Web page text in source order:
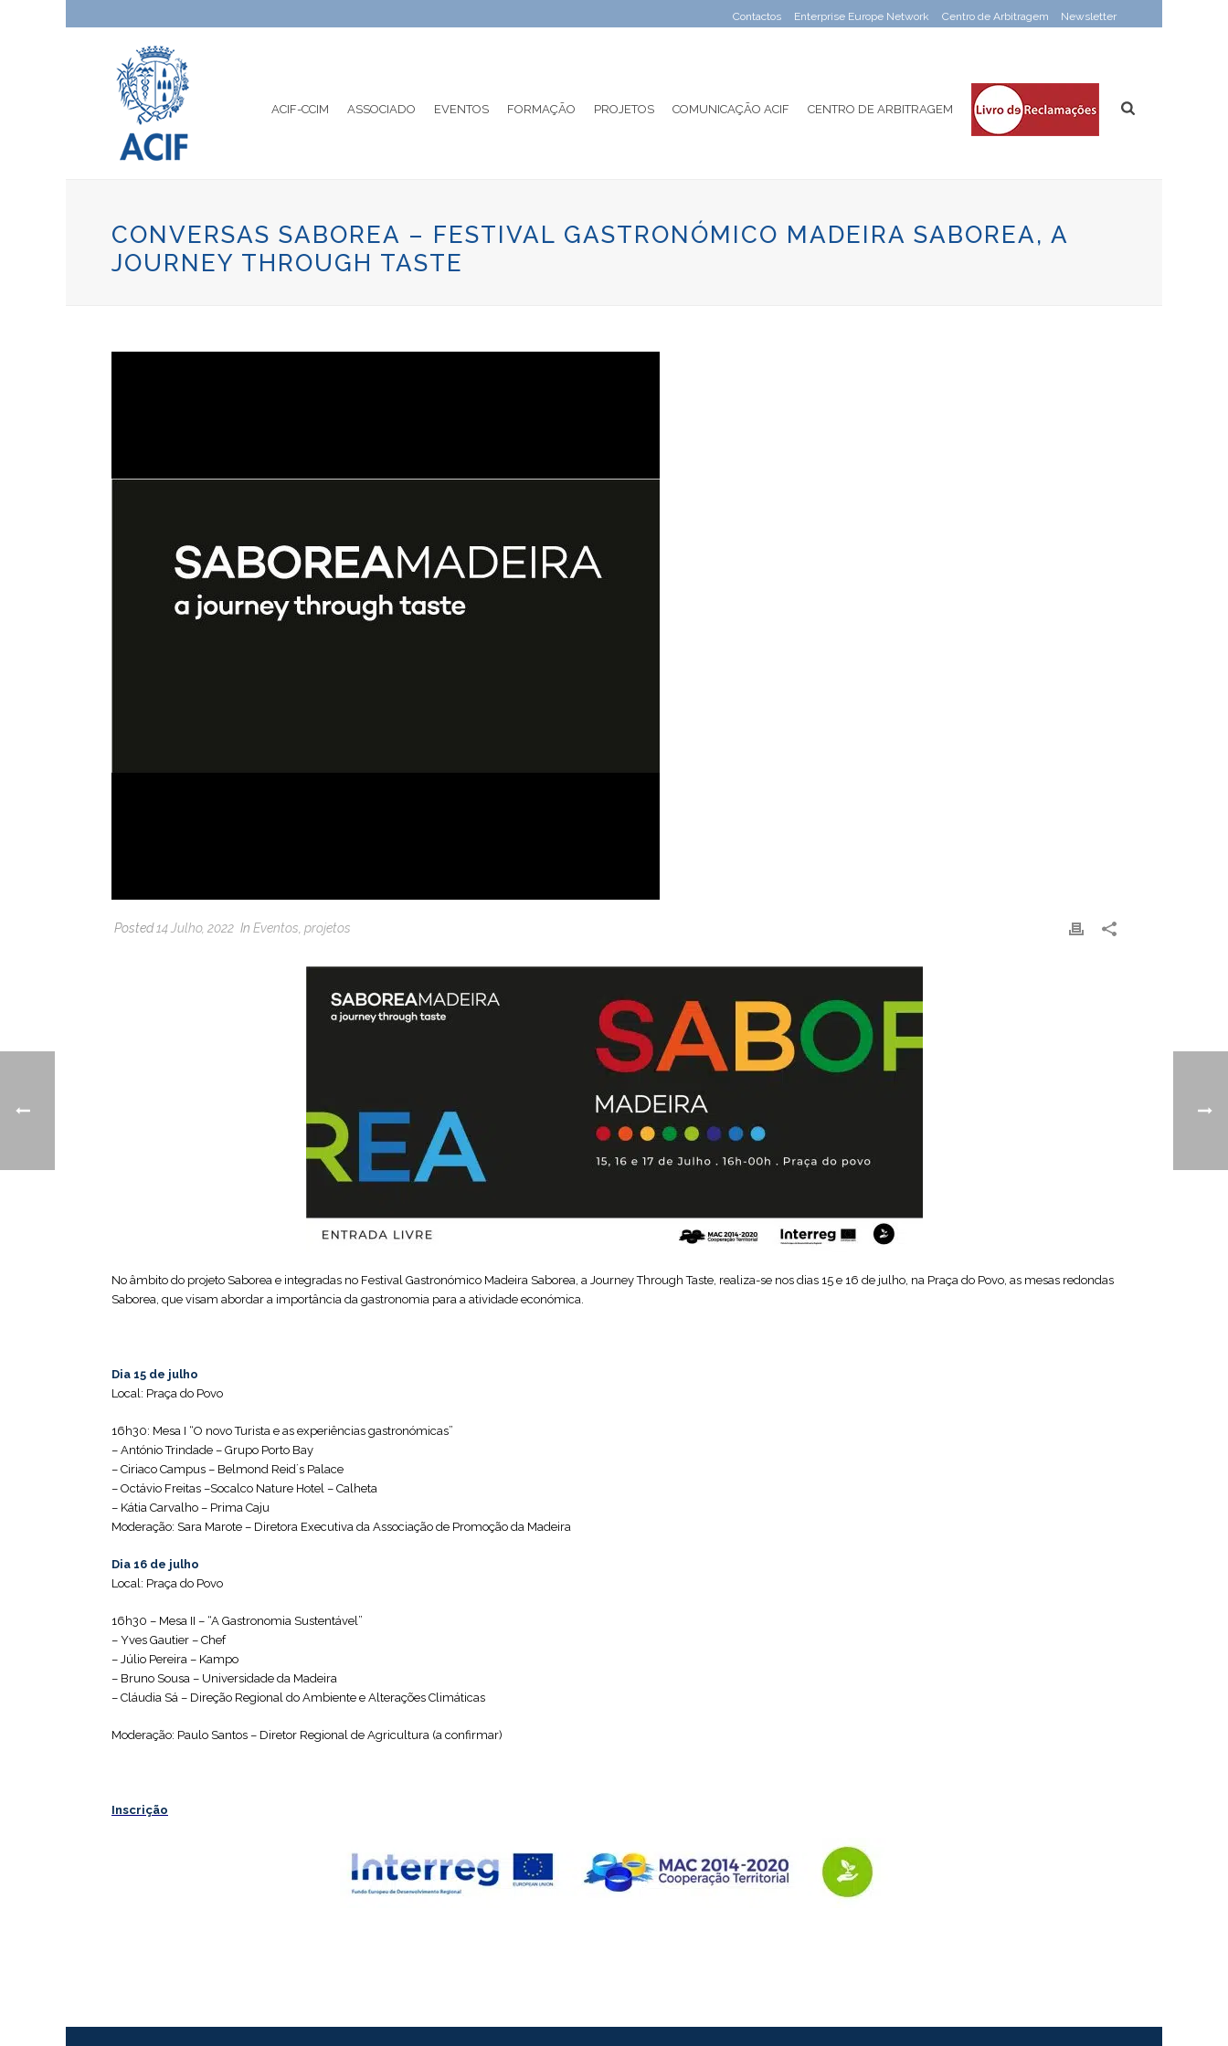
Newsletter
Contactos Enterprise Europe Network Centro de Arbitragem
ACIF-CCIM ASSOCIADO EVENTOS FORMAÇÃO PROJETOS COMUNICAÇÃO ACIF CENTRO DE ARBITRAGEM
CONVERSAS SABOREA – FESTIVAL GASTRONÓMICO MADEIRA SABOREA, A
JOURNEY THROUGH TASTE
Posted14 Julho, 2022 In Eventos projetos
No âmbito do projeto Saborea e integradas no Festival Gastronómico Madeira Saborea, a Journey Through Taste, realiza-se nos dias 15 e 16 de julho, na Praça do Povo, as mesas redondas
Saborea, que visam abordar a importância da gastronomia para a atividade económica.
Dia 15 de julho
Local: Praça do Povo
16h30: Mesa I “O novo Turista e as experiências gastronómicas”
– António Trindade – Grupo Porto Bay
– Ciriaco Campus – Belmond Reid´s Palace
– Octávio Freitas –Socalco Nature Hotel – Calheta
– Kátia Carvalho – Prima Caju
Moderação: Sara Marote – Diretora Executiva da Associação de Promoção da Madeira
Dia 16 de julho
Local: Praça do Povo
16h30 – Mesa II – “A Gastronomia Sustentável”
– Yves Gautier – Chef
– Júlio Pereira – Kampo
– Bruno Sousa – Universidade da Madeira
– Cláudia Sá – Direção Regional do Ambiente e Alterações Climáticas
Moderação: Paulo Santos – Diretor Regional de Agricultura (a confirmar)
Inscrição